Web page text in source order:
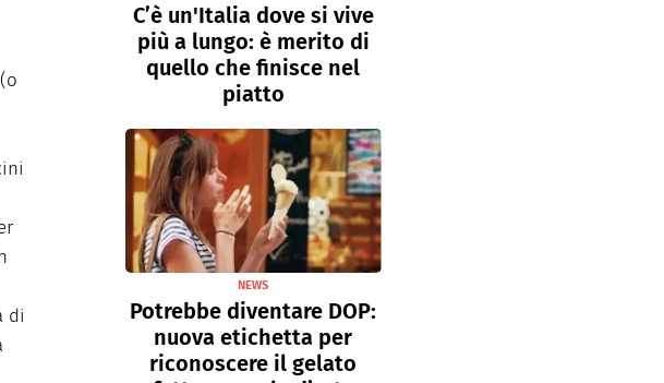
di
C’è un'Italia dove si vive
più a lungo: è merito di
quello che finisce nel
piatto
NEWS
Potrebbe diventare DOP:
nuova etichetta per
riconoscere il gelato